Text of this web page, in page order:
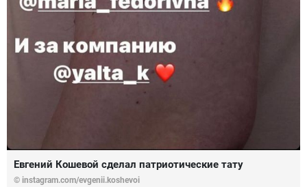
Евгений Кошевой сделал патриотические тату
© instagram.com/evgenii.koshevoi